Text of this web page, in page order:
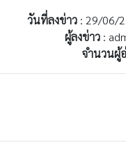
วันที่ลงข่าว : 29/06/
ผู้ลงข่าว :
จำนวนผู้